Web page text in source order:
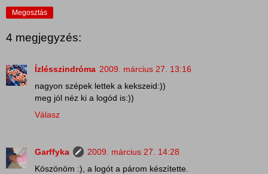
Megosztás
4 megjegyzés:
Ízlésszindróma 2009. március 27. 13:16
nagyon szépek lettek a kekszeid:))
meg jól néz ki a logód is:))
Válasz
Garffyka
2009. március 27. 14:28
Köszönöm :), a logót a párom készítette.